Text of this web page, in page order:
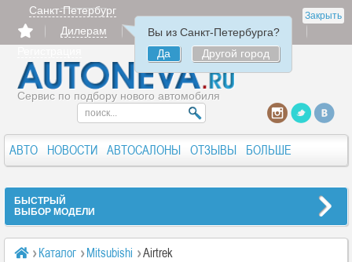
Закрыть
Санкт-Петербург
Вы из Санкт-Петербурга?
Да
Другой город
Дилерам Продать
Авторизация
Сервис по подбору нового автомобиля
АВТО НОВОСТИ АВТОСАЛОНЫ ОТЗЫВЫ БОЛЬШЕ
БЫСТРЫЙ
ВЫБОР МОДЕЛИ
Каталог Mitsubishi Airtrek